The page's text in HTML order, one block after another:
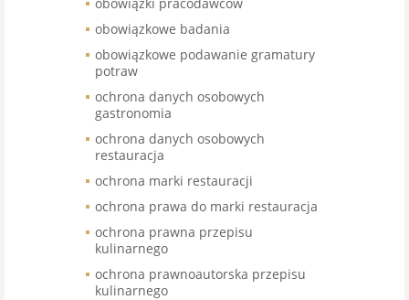
obowiązkowe badania
obowiązkowe podawanie gramatury
potraw
ochrona danych osobowych
gastronomia
ochrona danych osobowych
restauracja
ochrona marki restauracji
ochrona prawa do marki restauracja
ochrona prawna przepisu
kulinarnego
ochrona prawnoautorska przepisu
kulinarnego